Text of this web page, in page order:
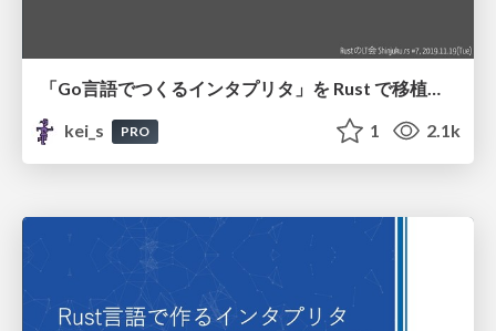
「Go言語でつくるインタプリタ」を Rust で移植してみた / "Write An Interpreter In Go" In Rust
kei_s
PRO 1 2.1k